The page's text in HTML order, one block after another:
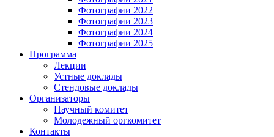
Фотографии 2022
Фотографии 2023
Фотографии 2024
Фотографии 2025
Программа
Лекции
Устные доклады
Стендовые доклады
Организаторы
Научный комитет
Молодежный оргкомитет
Контакты